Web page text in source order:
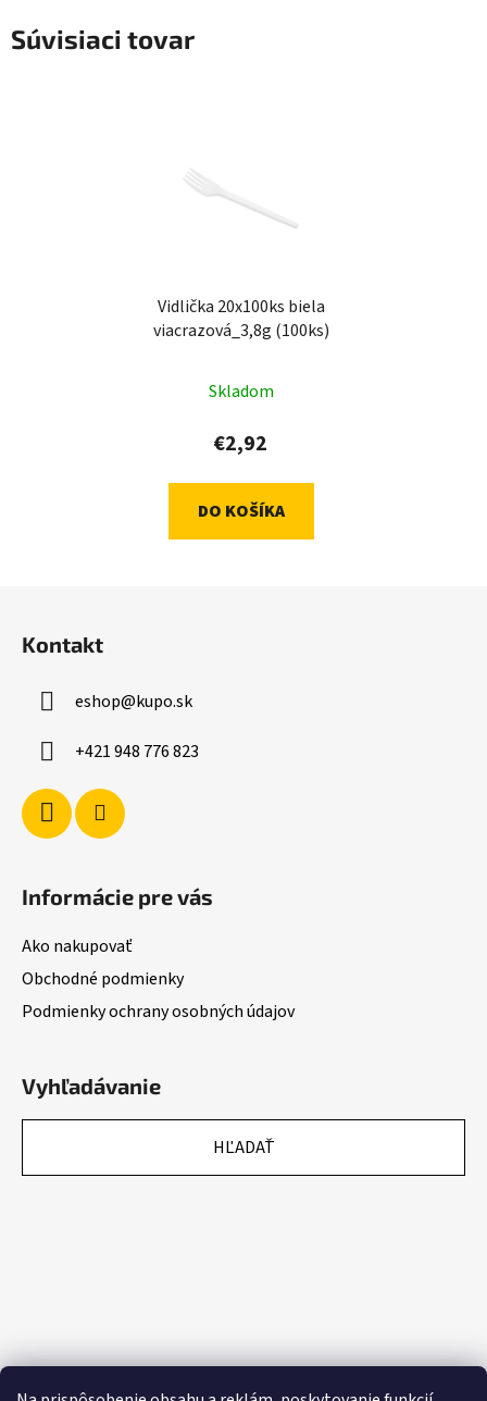
Súvisiaci tovar
Vidlička 20x100ks biela
viacrazová_3,8g (100ks)
Skladom
€2,92
DO KOŠÍKA
Kontakt
eshop@kupo.sk
+421 948 776 823
Informácie pre vás
Ako nakupovať
Obchodné podmienky
Podmienky ochrany osobných údajov
Vyhľadávanie
HĽADAŤ